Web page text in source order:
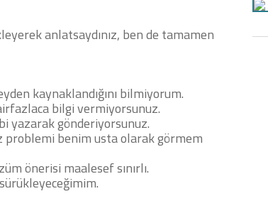
anlatsaydınız, ben de tamamen
kaynaklandığını bilmiyorum.
bilgi vermiyorsunuz.
yazarak gönderiyorsunuz.
problemi benim usta olarak görmem
önerisi maalesef sınırlı.